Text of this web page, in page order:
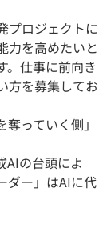
プロジェクトに
力を高めたいと
。仕事に前向き
方を募集してお
っていく側」
AIの台頭によ
ダー」はAIに代